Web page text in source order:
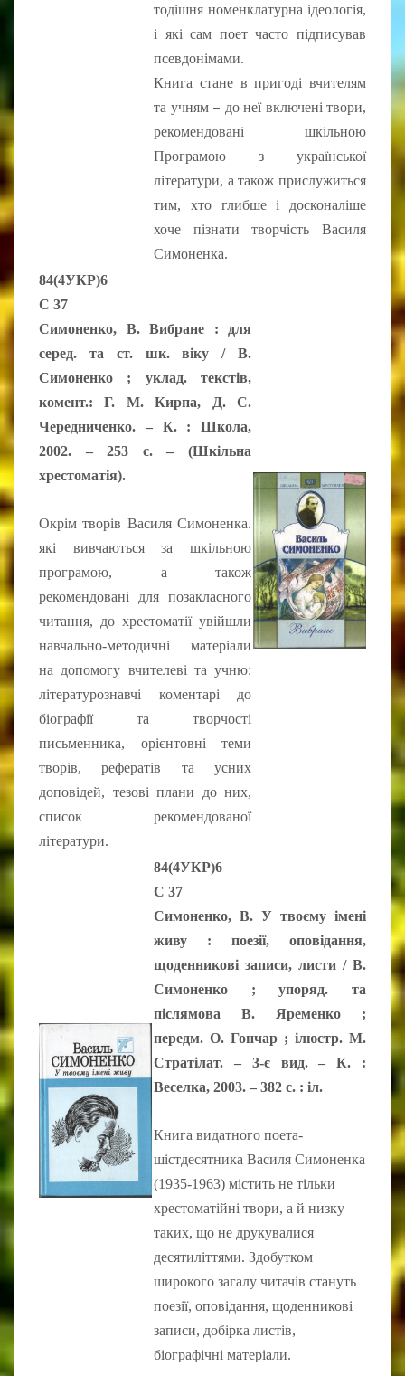
тодішня номенклатурна ідеологія,
і які сам поет часто підписував
псевдонімами.
Книга стане в пригоді вчителям
та учням – до неї включені твори,
рекомендовані шкільною
Програмою з української
літератури, а також прислужиться
тим, хто глибше і досконаліше
хоче пізнати творчість Василя
Симоненка.
84(4УКР)6
С 37
Симоненко, В. Вибране : для
серед. та ст. шк. віку / В.
Симоненко ; уклад. текстів,
комент.: Г. М. Кирпа, Д. С.
Чередниченко. – К. : Школа,
2002. – 253 с. – (Шкільна
хрестоматія).
Окрім творів Василя Симоненка.
які вивчаються за шкільною
програмою, а також
рекомендовані для позакласного
читання, до хрестоматії увійшли
навчально-методичні матеріали
на допомогу вчителеві та учню:
літературознавчі коментарі до
біографії та творчості
письменника, орієнтовні теми
творів, рефератів та усних
доповідей, тезові плани до них,
список рекомендованої
літератури.
84(4УКР)6
С 37
Симоненко, В. У твоєму імені
живу : поезії, оповідання,
щоденникові записи, листи / В.
Симоненко ; упоряд. та
післямова В. Яременко ;
передм. О. Гончар ; ілюстр. М.
Стратілат. – 3-є вид. – К. :
Веселка, 2003. – 382 с. : іл.
Книга видатного поета-
шістдесятника Василя Симоненка
(1935-1963) містить не тільки
хрестоматійні твори, а й низку
таких, що не друкувалися
десятиліттями. Здобутком
широкого загалу читачів стануть
поезії, оповідання, щоденникові
записи, добірка листів,
біографічні матеріали.